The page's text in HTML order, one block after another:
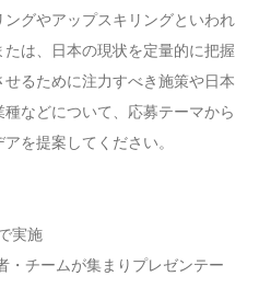
グやアップスキリングといわれ
は、日本の現状を定量的に把握
るために注力すべき施策や日本
などについて、応募テーマから
を提案してください。
実施
・チームが集まりプレゼンテー